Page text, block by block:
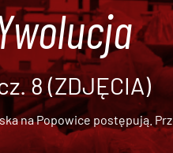
8 (ZDJĘCIA)
na Popowice postępują.